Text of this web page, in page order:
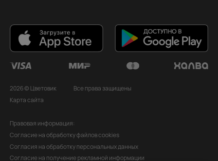
2026 © Цветовик
Все права защищены
Карта сайта
Правовая информация:
Согласие на обработку файлов cookies
Согласия на обработку персональных данных
Согласие на получение рекламной информации